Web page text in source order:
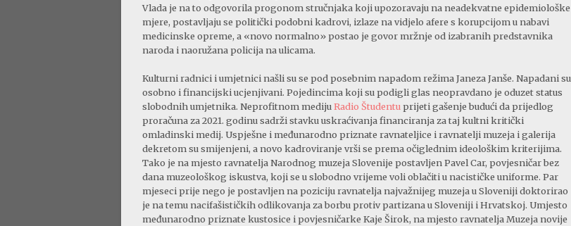
Vlada je na to odgovorila progonom stručnjaka koji upozoravaju na neadekvatne epidemiološke
mjere, postavljaju se politički podobni kadrovi, izlaze na vidjelo afere s korupcijom u nabavi
medicinske opreme, a «novo normalno» postao je govor mržnje od izabranih predstavnika
naroda i naoružana policija na ulicama.
Kulturni radnici i umjetnici našli su se pod posebnim napadom režima Janeza Janše. Napadani su
osobno i financijski ucjenjivani. Pojedincima koji su podigli glas neopravdano je oduzet status
slobodnih umjetnika. Neprofitnom mediju Radio Študentu prijeti gašenje budući da prijedlog
proračuna za 2021. godinu sadrži stavku uskraćivanja financiranja za taj kultni kritički
omladinski medij. Uspješne i međunarodno priznate ravnateljice i ravnatelji muzeja i galerija
dekretom su smijenjeni, a novo kadroviranje vrši se prema očiglednim ideološkim kriterijima.
Tako je na mjesto ravnatelja Narodnog muzeja Slovenije postavljen Pavel Car, povjesničar bez
dana muzeološkog iskustva, koji se u slobodno vrijeme voli oblačiti u nacističke uniforme. Par
mjeseci prije nego je postavljen na poziciju ravnatelja najvažnijeg muzeja u Sloveniji doktorirao
je na temu nacifašističkih odlikovanja za borbu protiv partizana u Sloveniji i Hrvatskoj. Umjesto
međunarodno priznate kustosice i povjesničarke Kaje Širok, na mjesto ravnatelja Muzeja novije